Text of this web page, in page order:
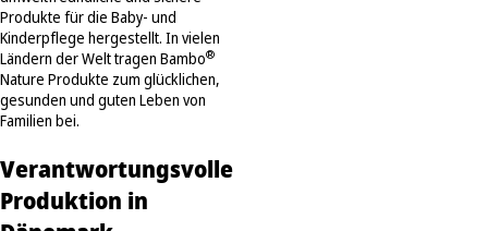
Produkte für die Baby- und
Kinderpflege hergestellt. In vielen
Ländern der Welt tragen Bambo®
Nature Produkte zum glücklichen,
gesunden und guten Leben von
Familien bei.
Verantwortungsvolle
Produktion in